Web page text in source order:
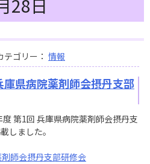
28日
テゴリー： 情報
県病院薬剤師会摂丹支部
第1回 兵庫県病院薬剤師会摂丹支
しました。
師会摂丹支部研修会